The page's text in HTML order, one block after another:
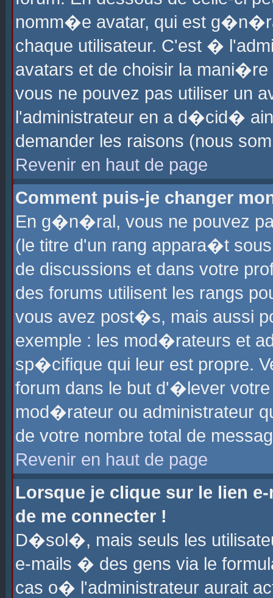
nomm�e avatar, qui est
chaque utilisateur. C'est �
avatars et de choisir la
vous ne pouvez pas utiliser un
l'administrateur en a d�cid�
demander les raisons (nous
Revenir en haut de page
Comment puis-je changer
En g�n�ral, vous ne pouvez
(le titre d'un rang appara�t
de discussions et dans votre
des forums utilisent les rangs
vous avez post�s, mais aussi
exemple : les mod�rateurs et
sp�cifique qui leur est propre.
forum dans le but d'�lever
mod�rateur ou administrateur
de votre nombre total de
Revenir en haut de page
Lorsque je clique sur le lien
de me connecter !
D�sol�, mais seuls les
e-mails � des gens via le
cas o� l'administrateur aurait